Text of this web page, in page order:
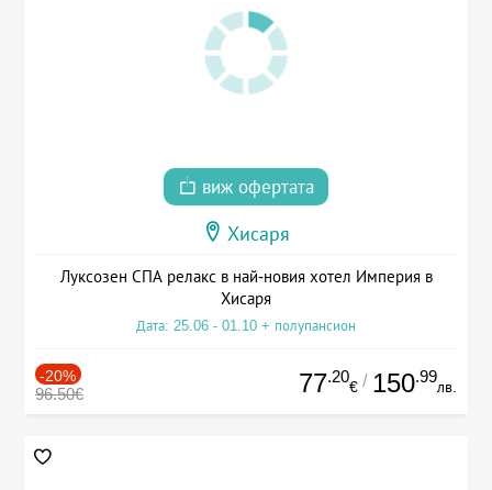
виж офертата
Хисаря
Луксозен СПА релакс в най-новия хотел Империя в
Хисаря
Дата: 25.06 - 01.10 + полупансион
-20%
96.50€ 77.20
€ / 150.99
лв.